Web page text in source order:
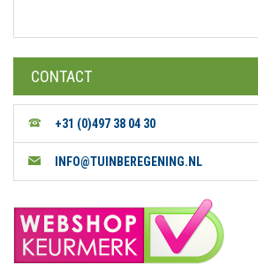
CONTACT
+31 (0)497 38 04 30
INFO@TUINBEREGENING.NL